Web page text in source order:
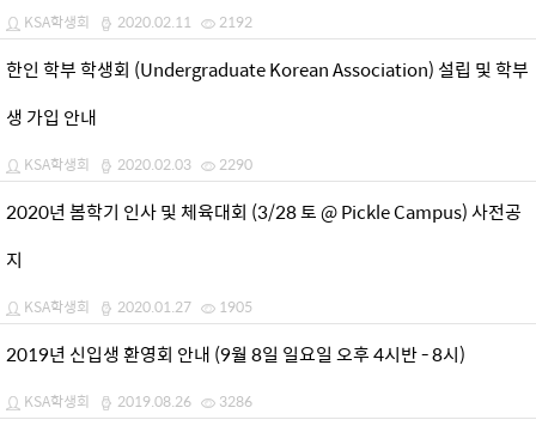
KSA학생회 2020.02.11 2192
한인 학부 학생회 (Undergraduate Korean Association) 설립 및 학부
생 가입 안내
KSA학생회 2020.02.03 2290
2020년 봄학기 인사 및 체육대회 (3/28 토 @ Pickle Campus) 사전공
지
KSA학생회 2020.01.27 1905
2019년 신입생 환영회 안내 (9월 8일 일요일 오후 4시반 - 8시)
KSA학생회 2019.08.26 3286